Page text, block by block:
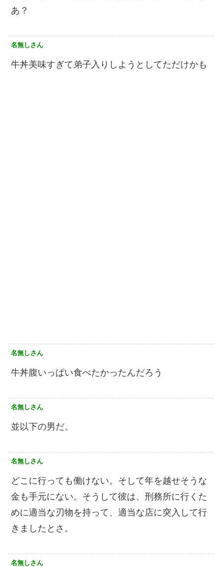
あ？
名無しさん
牛丼美味すぎて弟子入りしようとしてただけかも
名無しさん
牛丼腹いっぱい食べたかったんだろう
名無しさん
並以下の男だ。
名無しさん
どこに行っても働けない。そして年を越せそうな
金も手元にない。そうして彼は、刑務所に行くた
めに適当な刃物を持って、適当な店に突入して行
きましたとさ。
名無しさん